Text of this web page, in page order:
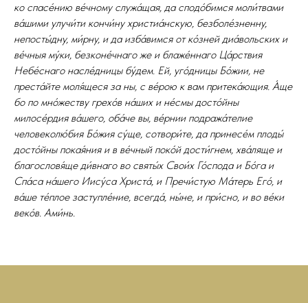
ко спасе́нию ве́чному служа́щая, да сподо́бимся моли́твами
ва́шими улучи́ти кончи́ну христиа́нскую, безболе́зненну,
непосты́дну, ми́рну, и да изба́вимся от ко́зней диа́вольских и
ве́чныя му́ки, безконе́чнаго же и блаже́ннаго Ца́рствия
Небе́снаго насле́дницы бу́дем. Ей, уго́дницы Бо́жии, не
преста́йте моля́щеся за ны, с ве́рою к вам притека́ющия. А́ще
бо по мно́жеству грехо́в на́ших и не́смы досто́йны
милосе́рдия ва́шего, оба́че вы, ве́рнии подража́телие
человеколю́бия Бо́жия су́ще, сотвори́те, да принесе́м плоды́
досто́йны покая́ния и в ве́чный поко́й дости́гнем, хва́ляще и
благословя́ще ди́внаго во святы́х Свои́х Го́спода и Бо́га и
Спа́са на́шего Иису́са Христа́, и Пречи́стую Ма́терь Его́, и
ва́ше те́плое заступле́ние, всегда́, ны́не, и при́сно, и во ве́ки
веко́в. Ами́нь.